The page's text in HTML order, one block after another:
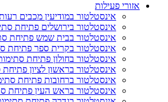
פעילות
אינסטלטור במודיעין מכבים רעות פתיחת
אינסטלטור בירושלים פתיחת סתימות ביוב
אינסטלטור בבית שמש פתיחת סתימות
אינסטלטור בקרית ספר פתיחת סתימות
אינסטלטור בחולון פתיחת סתימות ביוב
אינסטלטור בראשון לציון פתיחת סתימות
אינסטלטור ברחובות פתיחת סתימות ביוב
אינסטלטור בראש העין פתיחת סתימות